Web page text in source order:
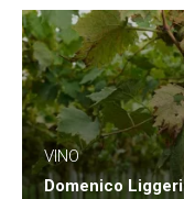
VINO
Domenico Liggeri